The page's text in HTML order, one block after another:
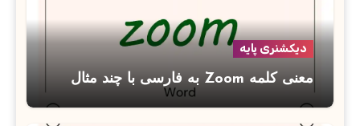
دیکشنری پایه
معنی کلمه Zoom به فارسی با چند مثال